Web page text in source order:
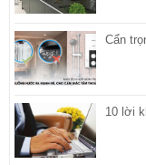
Cẩn
10 lời